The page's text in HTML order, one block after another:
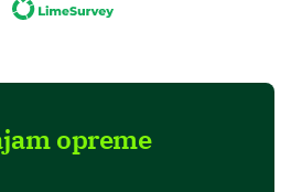
opreme